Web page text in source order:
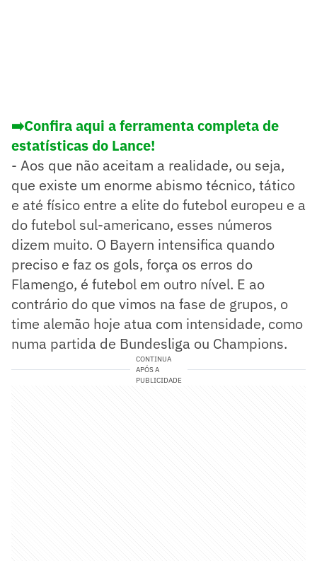
➡️Confira aqui a ferramenta completa de
estatísticas do Lance!
- Aos que não aceitam a realidade, ou seja,
que existe um enorme abismo técnico, tático
e até físico entre a elite do futebol europeu e a
do futebol sul-americano, esses números
dizem muito. O Bayern intensifica quando
preciso e faz os gols, força os erros do
Flamengo, é futebol em outro nível. E ao
contrário do que vimos na fase de grupos, o
time alemão hoje atua com intensidade, como
numa partida de Bundesliga ou Champions.
CONTINUA
APÓS A
PUBLICIDADE